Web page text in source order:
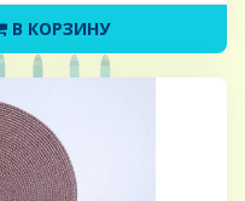
В КОРЗИНУ